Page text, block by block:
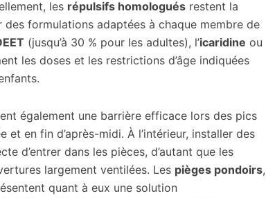
les répulsifs homologués restent la
formulations adaptées à chaque membre de
(jusqu’à 30 % pour les adultes), l’icaridine ou
les doses et les restrictions d’âge indiquées
également une barrière efficace lors des pics
en fin d’après-midi. À l’intérieur, installer des
d’entrer dans les pièces, d’autant que les
largement ventilées. Les pièges pondoirs,
quant à eux une solution